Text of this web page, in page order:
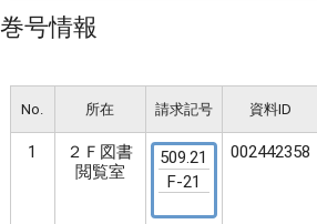
巻号情報
No. 所在 請求記号 資料ID
1
２Ｆ図書
閲覧室
509.21
F-21
002442358